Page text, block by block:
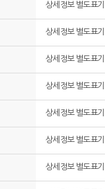
상세정보 별도표기
상세정보 별도표기
상세정보 별도표기
상세정보 별도표기
상세정보 별도표기
상세정보 별도표기
상세정보 별도표기